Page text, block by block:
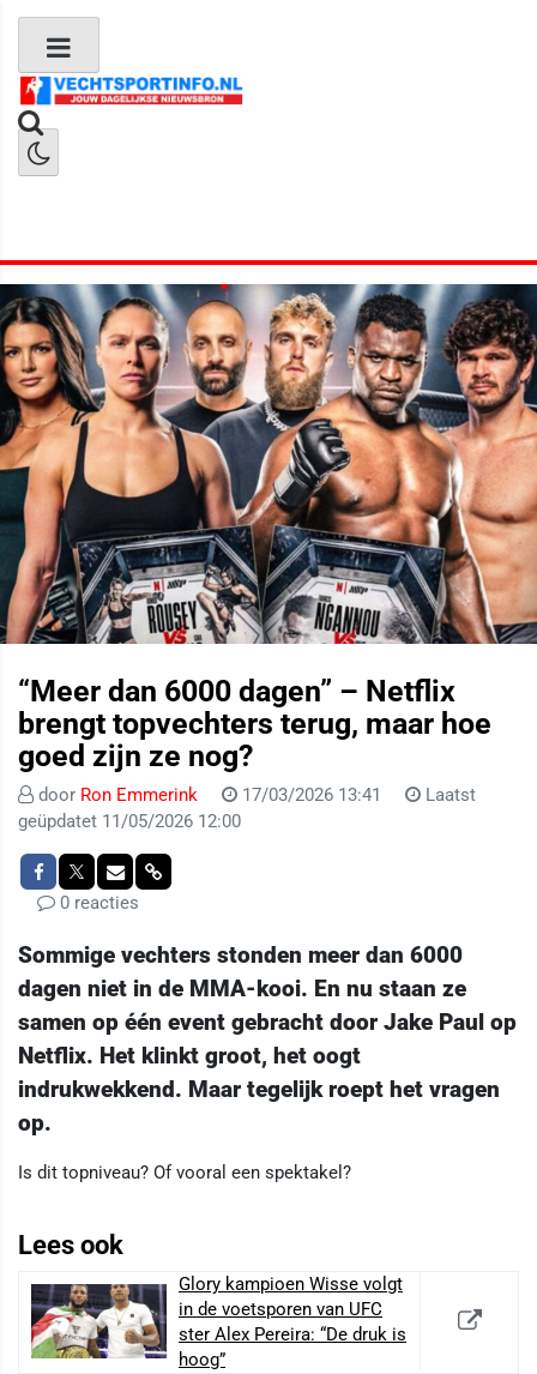
“Meer dan 6000 dagen” – Netflix
brengt topvechters terug, maar hoe
goed zijn ze nog?
door Ron Emmerink 17/03/2026 13:41
Laatst
geüpdatet 11/05/2026 12:00
0 reacties
Sommige vechters stonden meer dan 6000
dagen niet in de MMA-kooi. En nu staan ze
samen op één event gebracht door Jake Paul op
Netflix. Het klinkt groot, het oogt
indrukwekkend. Maar tegelijk roept het vragen
op.
Is dit topniveau? Of vooral een spektakel?
Lees ook
Glory kampioen Wisse volgt
in de voetsporen van UFC
ster Alex Pereira: “De druk is
hoog”